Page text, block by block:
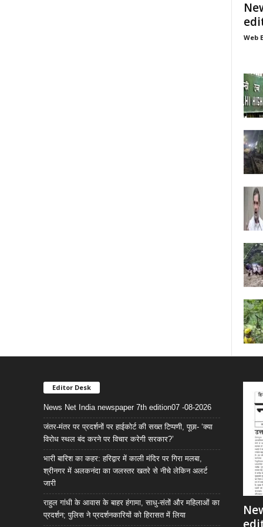
Web
Editor Desk
News Net India newspaper 7th edition07 -08-2026
जंतर-मंतर पर प्रदर्शनों पर हाईकोर्ट की सख्त टिप्पणी, पूछा- ‘क्या
विरोध स्थल बंद करने पर विचार करेगी सरकार?’
भारी बारिश का कहर: हरिद्वार में काली मंदिर पर गिरा मलबा,
श्रीनगर में अलकनंदा का जलस्तर खतरे से नीचे लेकिन अलर्ट
जारी
राहुल गांधी के आवास के बाहर हंगामा, साधु-संतों और महिलाओं का
प्रदर्शन; पुलिस ने प्रदर्शनकारियों को हिरासत में लिया